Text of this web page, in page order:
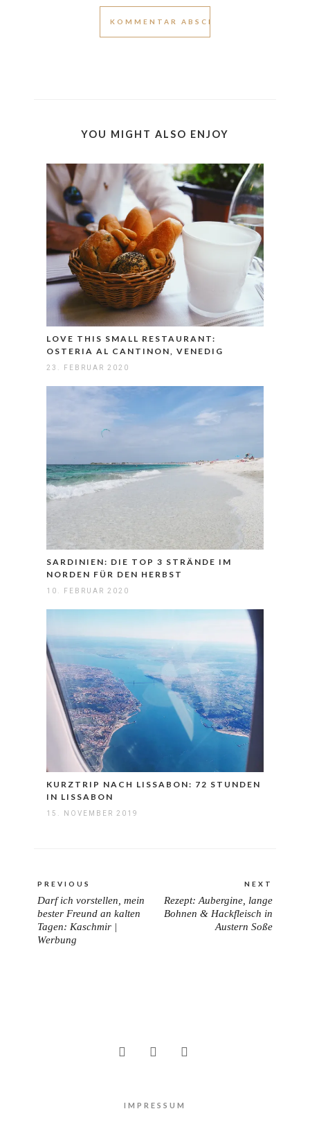
YOU MIGHT ALSO ENJOY
LOVE THIS SMALL RESTAURANT:
OSTERIA AL CANTINON, VENEDIG
23. FEBRUAR 2020
SARDINIEN: DIE TOP 3 STRÄNDE IM
NORDEN FÜR DEN HERBST
10. FEBRUAR 2020
KURZTRIP NACH LISSABON: 72 STUNDEN
IN LISSABON
15. NOVEMBER 2019
PREVIOUS
PREVIOUS
POST:
Darf ich vorstellen, mein
bester Freund an kalten
Tagen: Kaschmir |
Werbung
NEXT
POST:
Rezept: Aubergine, lange
Bohnen & Hackfleisch in
Austern Soße
IMPRESSUM